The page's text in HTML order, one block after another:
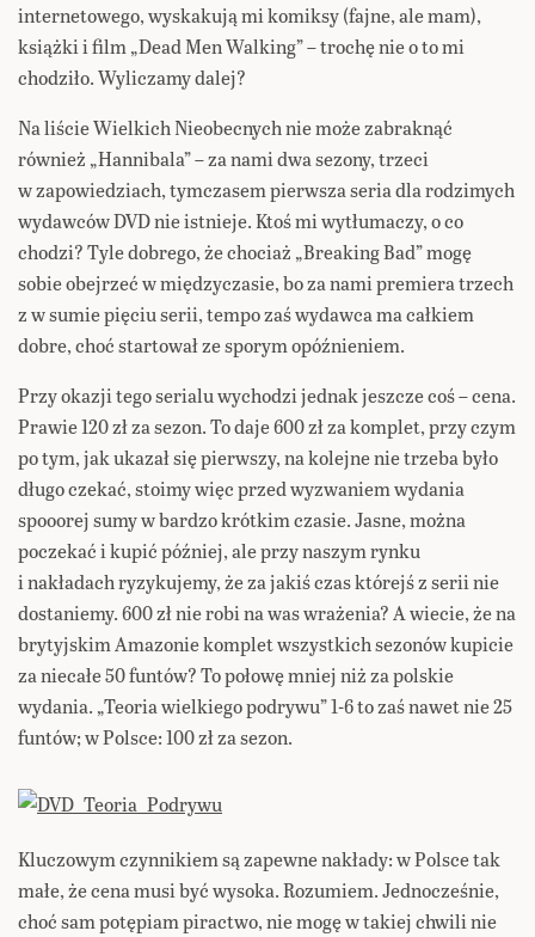
internetowego, wyskakują mi komiksy (fajne, ale mam),
książki i film „Dead Men Walking” – trochę nie o to mi
chodziło. Wyliczamy dalej?
Na liście Wielkich Nieobecnych nie może zabraknąć
również „Hannibala” – za nami dwa sezony, trzeci
w zapowiedziach, tymczasem pierwsza seria dla rodzimych
wydawców DVD nie istnieje. Ktoś mi wytłumaczy, o co
chodzi? Tyle dobrego, że chociaż „Breaking Bad” mogę
sobie obejrzeć w międzyczasie, bo za nami premiera trzech
z w sumie pięciu serii, tempo zaś wydawca ma całkiem
dobre, choć startował ze sporym opóźnieniem.
Przy okazji tego serialu wychodzi jednak jeszcze coś – cena.
Prawie 120 zł za sezon. To daje 600 zł za komplet, przy czym
po tym, jak ukazał się pierwszy, na kolejne nie trzeba było
długo czekać, stoimy więc przed wyzwaniem wydania
spooorej sumy w bardzo krótkim czasie. Jasne, można
poczekać i kupić później, ale przy naszym rynku
i nakładach ryzykujemy, że za jakiś czas którejś z serii nie
dostaniemy. 600 zł nie robi na was wrażenia? A wiecie, że na
brytyjskim Amazonie komplet wszystkich sezonów kupicie
za niecałe 50 funtów? To połowę mniej niż za polskie
wydania. „Teoria wielkiego podrywu” 1-6 to zaś nawet nie 25
funtów; w Polsce: 100 zł za sezon.
Kluczowym czynnikiem są zapewne nakłady: w Polsce tak
małe, że cena musi być wysoka. Rozumiem. Jednocześnie,
choć sam potępiam piractwo, nie mogę w takiej chwili nie